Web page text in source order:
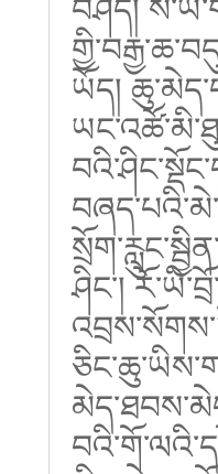
བཤད།
ཡོད།
ཤིང་།